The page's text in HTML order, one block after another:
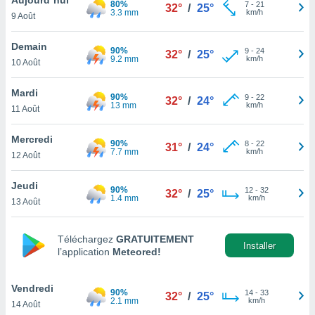
et
»,
au
vous
qu'ils
ou
le
ainsi
un
la
du
9 Août
80%
3.3 mm
32° / 25° 7- 21
km/h
Demain
10 Août
90%
9.2 mm
32° / 25° 9- 24
km/h
Mardi
11 Août
90%
13 mm
32° / 24° 9- 22
km/h
Mercredi
12 Août
90%
7.7 mm
31° / 24° 8- 22
km/h
Jeudi
13 Août
90%
1.4 mm
32° / 25° 12- 32
km/h
Téléchargez GRATUITEMENT
l’application Meteored!
Installer
Vendredi
14 Août
90%
2.1 mm
32° / 25° 14- 33
km/h